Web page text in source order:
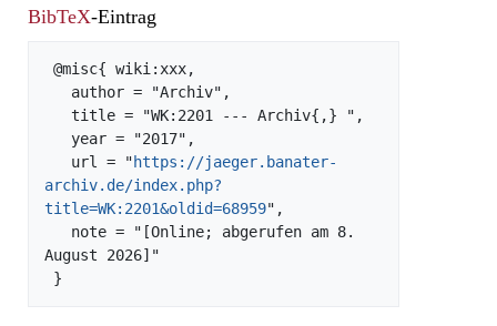
BibTeX-Eintrag
   url = "
https://jaeger.banater-
archiv.de/index.php?
title=WK:2201&oldid=68959",
August 2026]"